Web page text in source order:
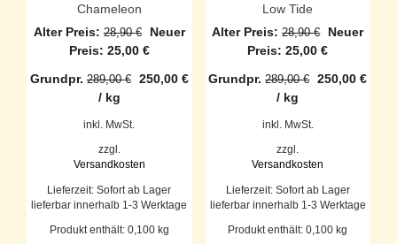
Chameleon
Alter Preis: 28,90€
Ursprünglicher
Preis
28,90 €
Neuer
Preis: 25,00 €Aktueller
ist:
Grundpr.289,00€ 250,00 €
/ kg
inkl. MwSt.
zzgl.
Versandkosten
Lieferzeit: Sofort ab Lager
lieferbar innerhalb 1-3 Werktage
Produkt enthält: 0,100 kg
Low Tide
Alter Preis: 28,90€
Preis
28,90 €
Neuer
Preis: 25,00€Aktueller
ist:
Grundpr.289,00€ 250,00€
/ kg
inkl. MwSt.
zzgl.
Versandkosten
Lieferzeit: Sofort ab Lager
lieferbar innerhalb 1-3 Werktage
Produkt enthält: 0,100kg